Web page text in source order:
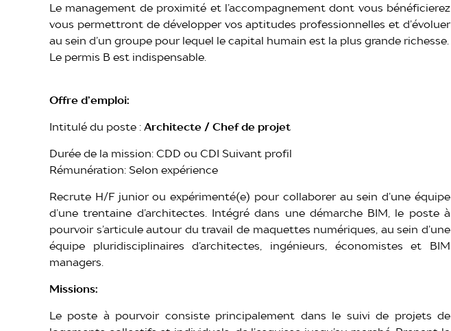
Le management de proximité et l’accompagnement dont vous bénéficierez
vous permettront de développer vos aptitudes professionnelles et d’évoluer
au sein d’un groupe pour lequel le capital humain est la plus grande richesse.
Le permis B est indispensable.
Offre d’emploi:
Intitulé du poste :Architecte / Chef de projet
Durée de la mission: CDD ou CDI Suivant profil
Rémunération: Selon expérience
Recrute H/F junior ou expérimenté(e) pour collaborer au sein d’une équipe
d’une trentaine d’architectes. Intégré dans une démarche BIM, le poste à
pourvoir s’articule autour du travail de maquettes numériques, au sein d’une
équipe pluridisciplinaires d’architectes, ingénieurs, économistes et BIM
managers.
Missions:
Le poste à pourvoir consiste principalement dans le suivi de projets de